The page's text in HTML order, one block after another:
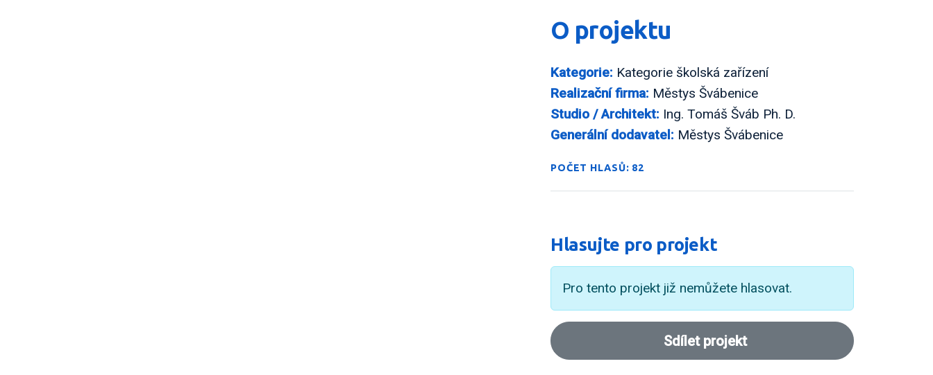
O projektu
Kategorie: Kategorie školská zařízení
Realizační firma: Městys Švábenice
Studio / Architekt: Ing. Tomáš Šváb Ph. D.
Generální dodavatel: Městys Švábenice
POČET HLASŮ: 82
Hlasujte pro projekt
Pro tento projekt již nemůžete hlasovat.
Sdílet projekt